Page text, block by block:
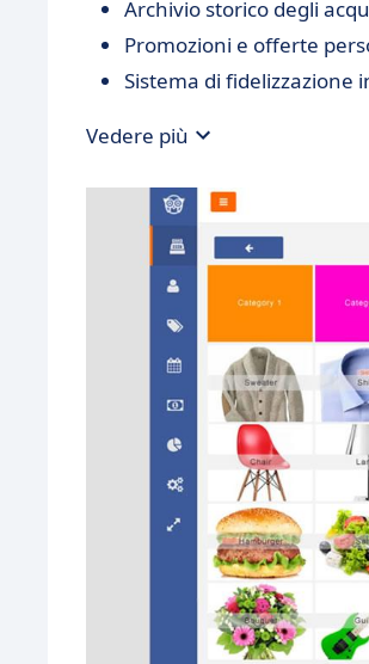
Archivio storico degli
Promozioni e offerte
Sistema di fidelizzazione
Vedere più